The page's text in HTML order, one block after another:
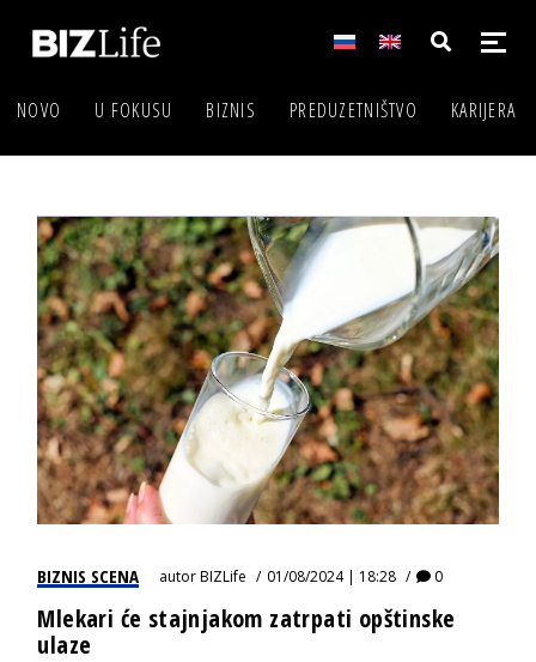
NOVO U FOKUSU BIZNIS PREDUZETNIŠTVO KARIJERA
BIZNIS SCENA autorBIZLife 01/08/2024 | 18:28 0
Mlekari će stajnjakom zatrpati opštinske
ulaze